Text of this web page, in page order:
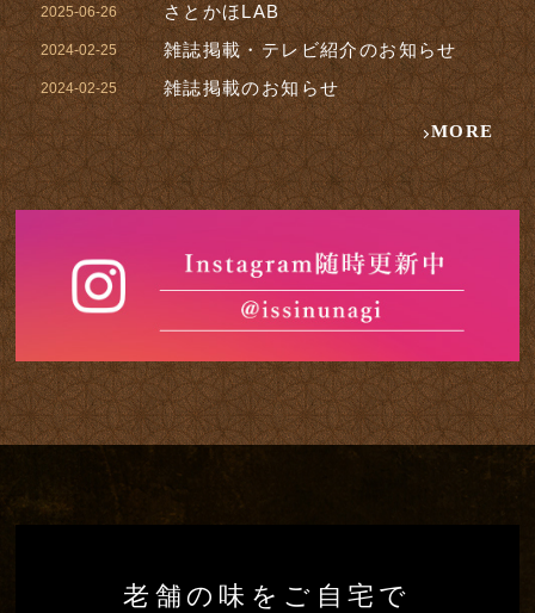
2025-06-26 さとかほLAB
2024-02-25 雑誌掲載・テレビ紹介のお知らせ
2024-02-25 雑誌掲載のお知らせ
MORE
老舗の味をご自宅で